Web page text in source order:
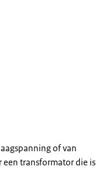
of van
transformator die is